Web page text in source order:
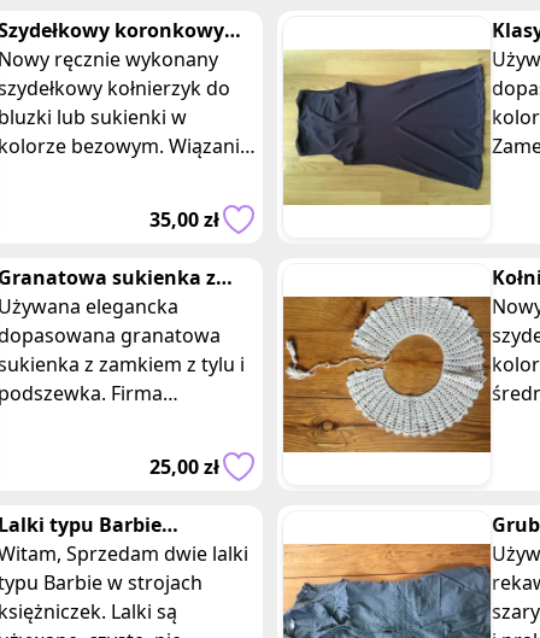
koronkowy
beżowy
ręcznie wykonany
kołnierzyk do
lub sukienki w
bezowym. Wiązanie
35,00 zł
sukienka z
materialu
elegancka
granatowa
z zamkiem z tylu i
Firma
długość 80 cm,
w klatce25,00 zł
typu Barbie
Sprzedam dwie lalki
Barbie w strojach
Lalki są